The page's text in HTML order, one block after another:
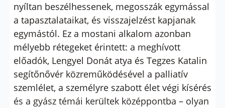
nyíltan beszélhessenek, megosszák egymással
a tapasztalataikat, és visszajelzést kapjanak
egymástól. Ez a mostani alkalom azonban
mélyebb rétegeket érintett: a meghívott
előadók, Lengyel Donát atya és Tegzes Katalin
segítőnővér közreműködésével a palliatív
szemlélet, a személyre szabott élet végi kísérés
és a gyász témái kerültek középpontba – olyan